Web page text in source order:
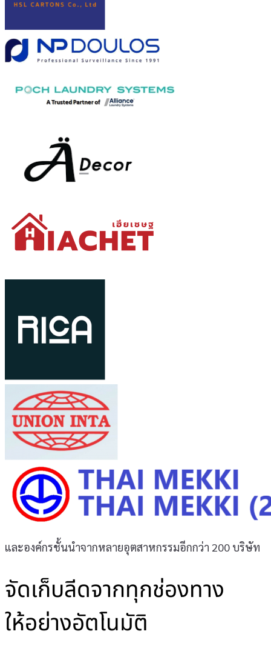
และองค์กรชั้นนำจากหลายอุตสาหกรรมอีกกว่า 200 บริษัท
จัดเก็บลีดจากทุกช่องทาง
ให้อย่างอัตโนมัติ